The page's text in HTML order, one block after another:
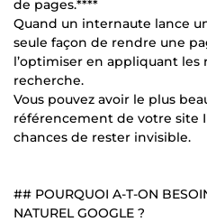
de pages.****
Quand un internaute lance
seule façon de rendre une
l’optimiser en appliquant
recherche.
Vous pouvez avoir le plus
référencement de votre site
chances de rester invisible.
## POURQUOI A-T-ON
NATUREL GOOGLE ?